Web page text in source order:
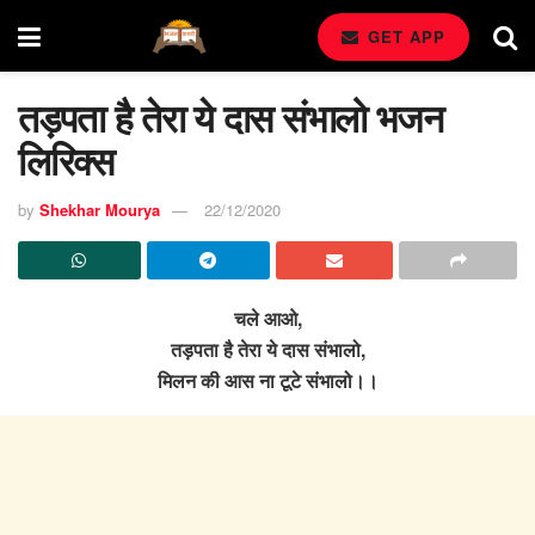
GET APP
तड़पता है तेरा ये दास संभालो भजन
लिरिक्स
by Shekhar Mourya 22/12/2020
चले आओ,
तड़पता है तेरा ये दास संभालो,
मिलन की आस ना टूटे संभालो।।